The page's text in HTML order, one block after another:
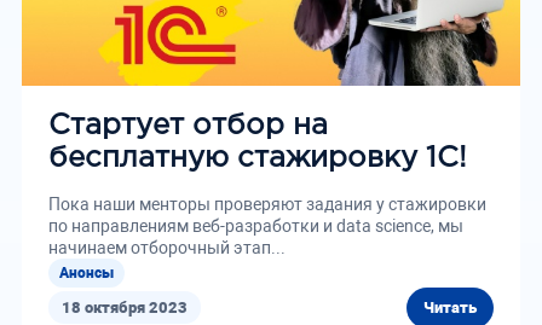
18 октября 2023 Читать
Стартует отбор на
бесплатную стажировку 1С!
Пока наши менторы проверяют задания у стажировки
по направлениям веб-разработки и data science, мы
начинаем отборочный этап...
Анонсы